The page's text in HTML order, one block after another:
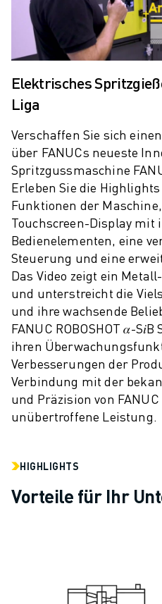
FALLBEISPIELE
LÖSUNGEN
BRANCHEN
LUFT- UND RAUMFAHRT
AUTOMOBIL
ELEKTRISCHE FAHRZEUGE
ELEKTRONIK
LEBENSMITTEL UND GETRÄNKE
MEDIZIN
KUNSTSTOFFE
LAGERHALTUNG, LOGISTIK, POST
APPLIKATIONEN
ALLE APPLIKATIONEN
5-ACHS-BEARBEITUNG
LICHTBOGENSCHWEISSEN
MONTAGE
CNC-SCHLEIFEN
CNC-FRÄSEN
CNC-DREHEN
HOCHGESCHWINDIGKEITSBOHREN
SPRITZGUSS
MASCHINENBEDIENUNG
PUNKTSCHWEISSEN
KUNDENBETREUUNG
Elektrisches
Liga
Verschaffen Sie sich
über FANUCs neueste
Spritzgussmaschine
Erleben Sie die
Funktionen der
Touchscreen-Display mit
Bedienelementen, eine
Steuerung und eine
Das Video zeigt ein
und unterstreicht die
und ihre wachsende
FANUC ROBOSHOT 𝛼-
ihren
Verbesserungen der
Verbindung mit der
und Präzision von
unübertroffene Leistung.
HIGHLIGHTS
Vorteile für Ihr